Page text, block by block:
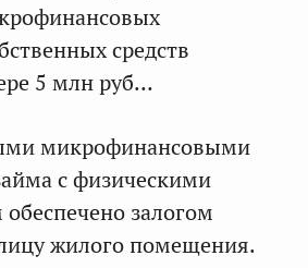
средств
5 млн руб…
микрофинансовыми
с физическими
залогом
жилого помещения.